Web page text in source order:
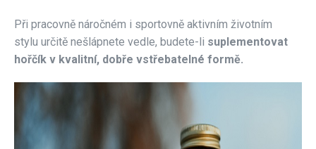
Při pracovně náročném i sportovně aktivním životním
stylu určitě nešlápnete vedle, budete-li suplementovat
hořčík v kvalitní, dobře vstřebatelné formě.